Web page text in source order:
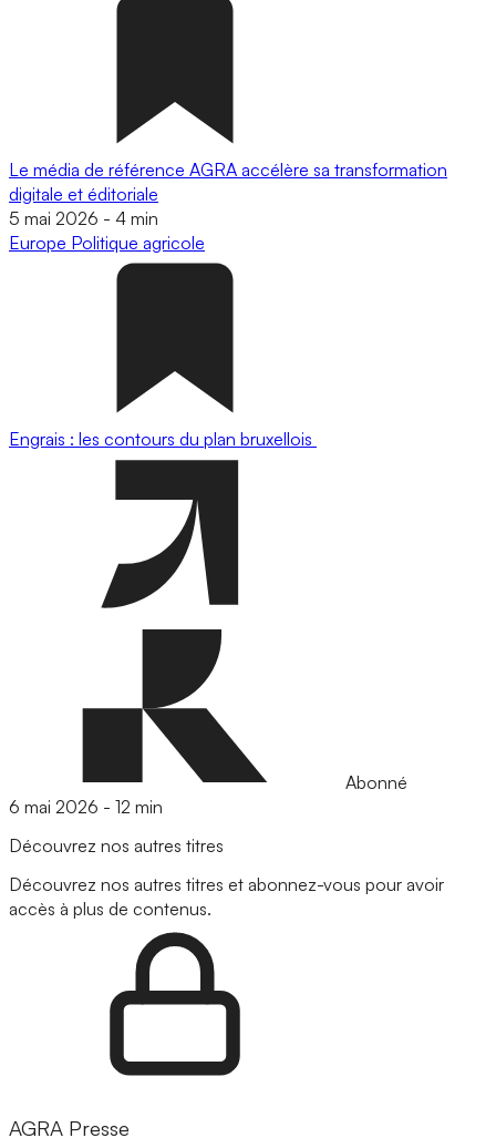
Le média de référence AGRA accélère sa transformation
digitale et éditoriale
5 mai 2026 - 4 min
Europe Politique agricole
Engrais : les contours du plan bruxellois
Abonné
6 mai 2026 - 12 min
Découvrez nos autres titres
Découvrez nos autres titres et abonnez-vous pour avoir
accès à plus de contenus.
AGRA Presse